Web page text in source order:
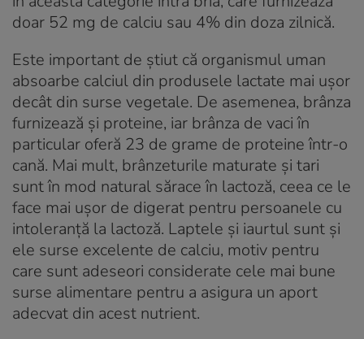
doar 52 mg de calciu sau 4% din doza zilnică.
Este important de știut că organismul uman
absoarbe calciul din produsele lactate mai ușor
decât din surse vegetale. De asemenea, brânza
furnizează și proteine, iar brânza de vaci în
particular oferă 23 de grame de proteine într-o
cană. Mai mult, brânzeturile maturate și tari
sunt în mod natural sărace în lactoză, ceea ce le
face mai ușor de digerat pentru persoanele cu
intoleranță la lactoză. Laptele și iaurtul sunt și
ele surse excelente de calciu, motiv pentru
care sunt adeseori considerate cele mai bune
surse alimentare pentru a asigura un aport
adecvat din acest nutrient.